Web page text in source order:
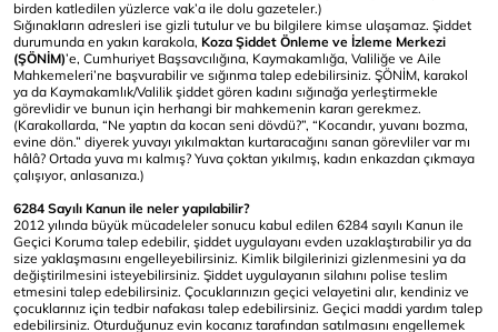
birden katledilen yüzlerce vak’a ile dolu gazeteler.)
Sığınakların adresleri ise gizli tutulur ve bu bilgilere kimse ulaşamaz. Şiddet
durumunda en yakın karakola, Koza Şiddet Önleme ve İzleme Merkezi
(ŞÖNİM)’e, Cumhuriyet Başsavcılığına, Kaymakamlığa, Valiliğe ve Aile
Mahkemeleri’ne başvurabilir ve sığınma talep edebilirsiniz. ŞÖNİM, karakol
ya da Kaymakamlık/Valilik şiddet gören kadını sığınağa yerleştirmekle
görevlidir ve bunun için herhangi bir mahkemenin kararı gerekmez.
(Karakollarda, “Ne yaptın da kocan seni dövdü?”, “Kocandır, yuvanı bozma,
evine dön.” diyerek yuvayı yıkılmaktan kurtaracağını sanan görevliler var mı
hâlâ? Ortada yuva mı kalmış? Yuva çoktan yıkılmış, kadın enkazdan çıkmaya
çalışıyor, anlasanıza.)
6284 Sayılı Kanun ile neler yapılabilir?
2012 yılında büyük mücadeleler sonucu kabul edilen 6284 sayılı Kanun ile
Geçici Koruma talep edebilir, şiddet uygulayanı evden uzaklaştırabilir ya da
size yaklaşmasını engelleyebilirsiniz. Kimlik bilgilerinizi gizlenmesini ya da
değiştirilmesini isteyebilirsiniz. Şiddet uygulayanın silahını polise teslim
etmesini talep edebilirsiniz. Çocuklarınızın geçici velayetini alır, kendiniz ve
çocuklarınız için tedbir nafakası talep edebilirsiniz. Geçici maddi yardım talep
edebilirsiniz. Oturduğunuz evin kocanız tarafından satılmasını engellemek